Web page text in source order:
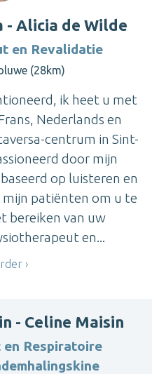
- Alicia de Wilde
en Revalidatie
(28km)
ik heet u met
Nederlands en
centrum in Sint-
door mijn
op luisteren en
patiënten om u te
bereiken van uw
en...
- Celine Maisin
Respiratoire